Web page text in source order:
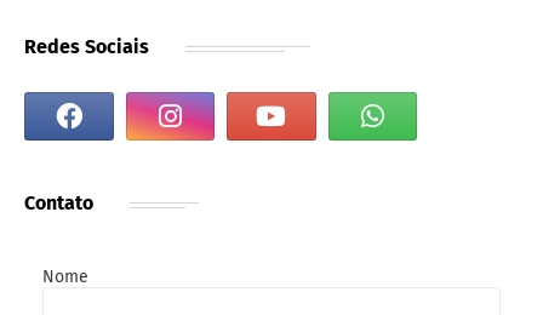
Redes Sociais
Contato
Nome